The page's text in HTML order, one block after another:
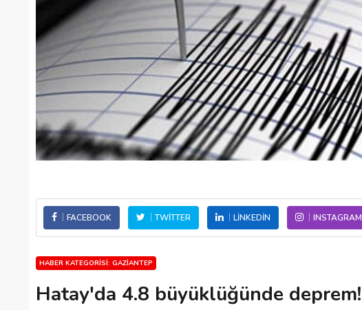
FACEBOOK TWITTER LINKEDIN INSTAGRAM
HABER KATEGORISI: GAZIANTEP
Hatay'da 4.8 büyüklüğünde deprem!